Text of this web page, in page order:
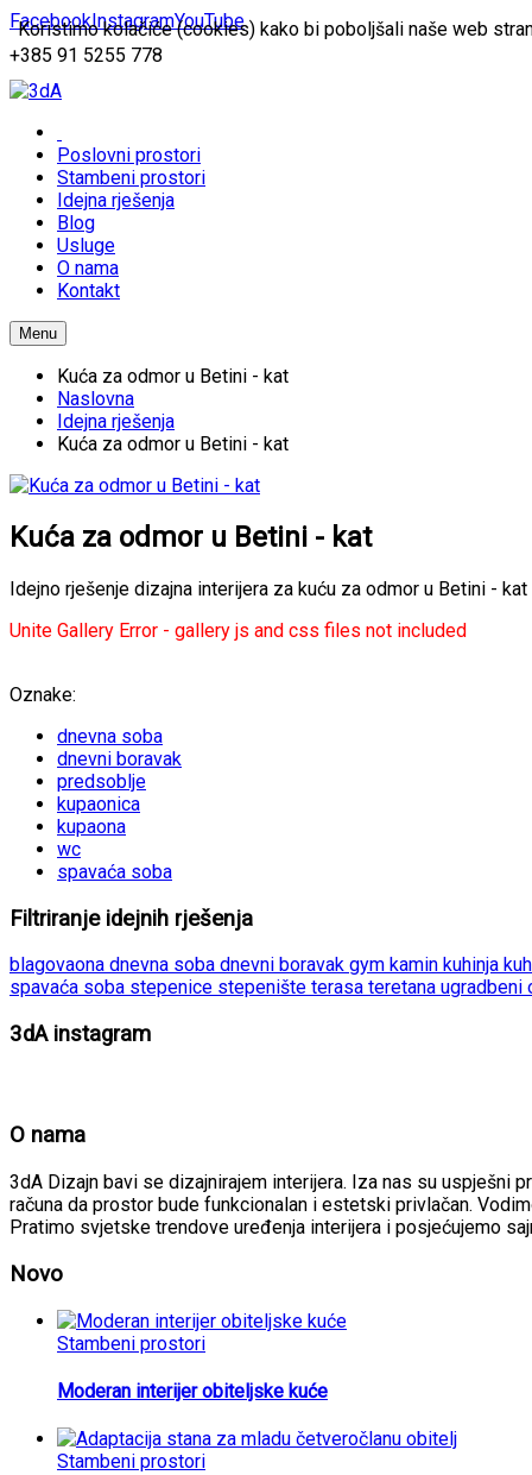
FacebookInstagramYouTube
+385 91 5255 778
Poslovni prostori
Stambeni prostori
Idejna rješenja
Blog
Usluge
O nama
Kontakt
Menu
Kuća za odmor u Betini - kat
Naslovna
Idejna rješenja
Kuća za odmor u Betini - kat
Kuća za odmor u Betini - kat
Idejno rješenje dizajna interijera za kuću za odmor u Betini - kat
Unite Gallery Error - gallery js and css files not included
Oznake:
dnevna soba
dnevni boravak
predsoblje
kupaonica
kupaona
wc
spavaća soba
Filtriranje idejnih rješenja
blagovaona dnevna soba dnevni boravak gym kamin kuhinja
spavaća soba stepenice stepenište terasa teretana ugradbeni
3dA instagram
O nama
3dA Dizajn bavi se dizajnirajem interijera. Iza nas su uspješni
računa da prostor bude funkcionalan i estetski privlačan.
Pratimo svjetske trendove uređenja interijera i posjećujemo
Novo
Stambeni prostori
Moderan interijer obiteljske kuće
Stambeni prostori
Koristimo kolačiće (cookies) kako bi poboljšali naše web